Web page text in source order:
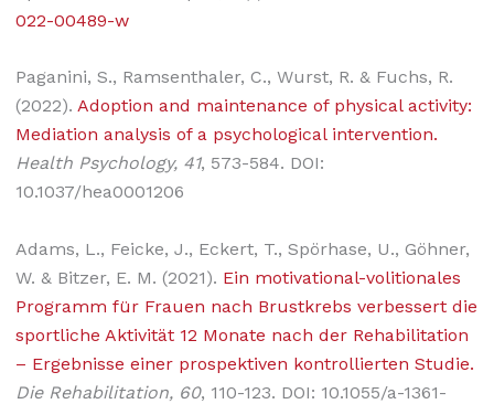
022-00489-w
Paganini, S., Ramsenthaler, C., Wurst, R. & Fuchs, R.
(2022). Adoption and maintenance of physical activity:
Mediation analysis of a psychological intervention.
Health Psychology, 41, 573-584. DOI:
10.1037/hea0001206
Adams, L., Feicke, J., Eckert, T., Spörhase, U., Göhner,
W. & Bitzer, E. M. (2021). Ein motivational-volitionales
Programm für Frauen nach Brustkrebs verbessert die
sportliche Aktivität 12 Monate nach der Rehabilitation
– Ergebnisse einer prospektiven kontrollierten Studie.
Die Rehabilitation, 60, 110-123. DOI: 10.1055/a-1361-